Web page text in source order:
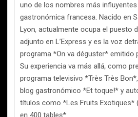
uno de los nombres más
gastronómica francesa. Nacido en
Lyon, actualmente ocupa el puesto
adjunto en L’Express y es la voz
programa *On va déguster* emitido
Su experiencia va más allá, como
programa televisivo *Très Très
blog gastronómico *Et toque!* y
títulos como *Les Fruits Exotiques*
en 400 tables*